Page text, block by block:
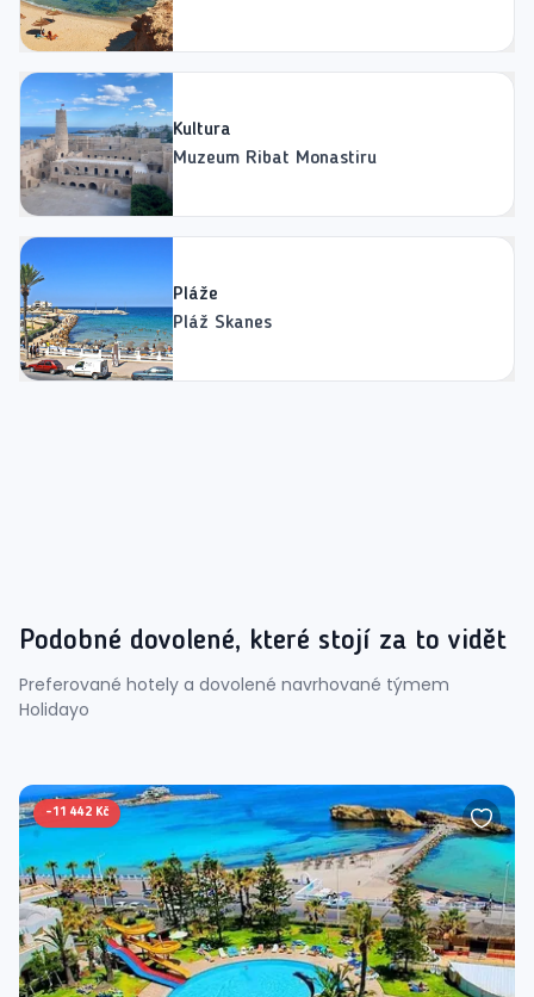
Kultura
Muzeum Ribat Monastiru
Pláže
Pláž Skanes
Podobné dovolené, které stojí za to vidět
Preferované hotely a dovolené navrhované týmem
Holidayo
-11 442 Kč